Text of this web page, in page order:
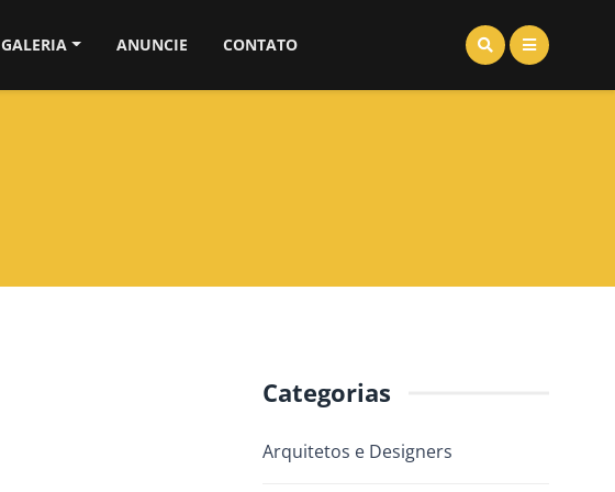
GALERIA ANUNCIE CONTATO
Categorias
Arquitetos e Designers